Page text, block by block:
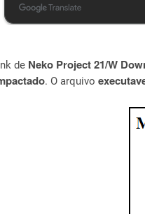
de Neko Project 21/W
. O arquivo